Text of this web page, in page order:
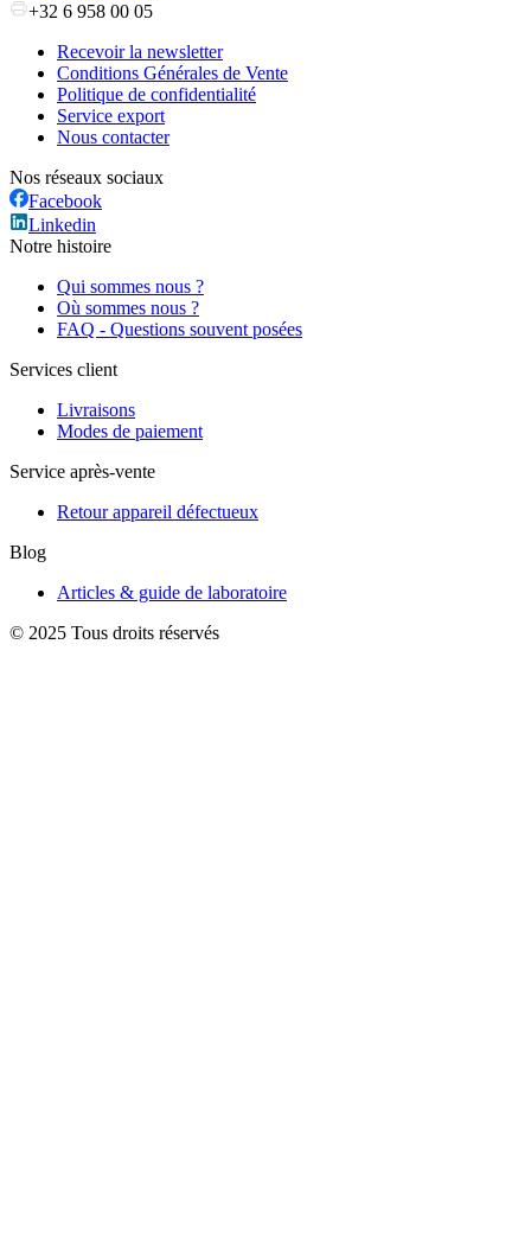
+32 6 958 00 05
Recevoir la newsletter
Conditions Générales de Vente
Politique de confidentialité
Service export
Nous contacter
Nos réseaux sociaux
Facebook
Linkedin
Notre histoire
Qui sommes nous ?
Où sommes nous ?
FAQ - Questions souvent posées
Services client
Livraisons
Modes de paiement
Service après-vente
Retour appareil défectueux
Blog
Articles & guide de laboratoire
© 2025 Tous droits réservés